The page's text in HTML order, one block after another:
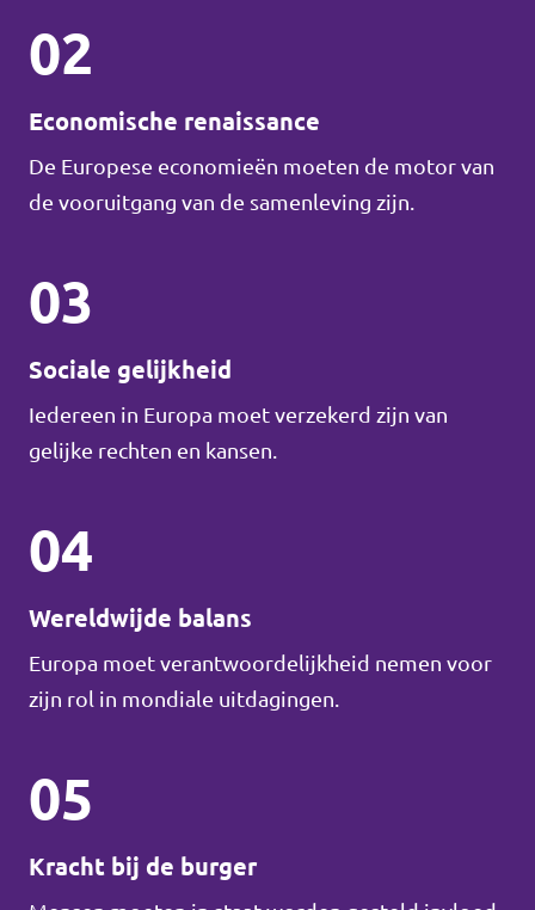
02
Economische renaissance
De Europese economieën moeten de motor van
de vooruitgang van de samenleving zijn.
03
Sociale gelijkheid
Iedereen in Europa moet verzekerd zijn van
gelijke rechten en kansen.
04
Wereldwijde balans
Europa moet verantwoordelijkheid nemen voor
zijn rol in mondiale uitdagingen.
05
Kracht bij de burger